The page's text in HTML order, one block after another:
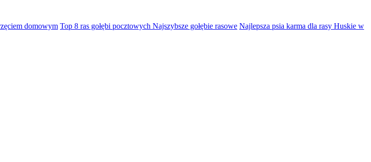
domowym Top 8 ras gołębi pocztowych Najszybsze gołębie rasowe Najlepsza psia karma dla rasy Huskie w